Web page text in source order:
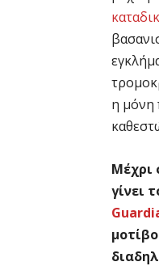
η μόνη
Μέχρι
γίνει